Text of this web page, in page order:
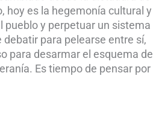
hoy es la hegemonía cultural y
pueblo y perpetuar un sistema
para pelearse entre sí,
para desarmar el esquema de
Es tiempo de pensar por